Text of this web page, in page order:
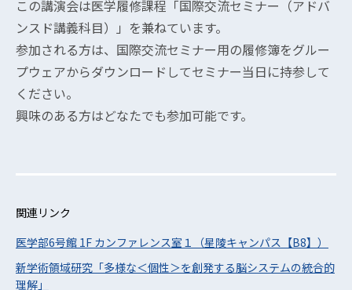
この講演会は医学履修課程「国際交流セミナー（アドバ
ンスド講義科目）」を兼ねています。
参加される方は、国際交流セミナー用の履修簿をグルー
プウェアからダウンロードしてセミナー当日に持参して
ください。
興味のある方はどなたでも参加可能です。
関連リンク
医学部6号館 1F カンファレンス室１（星陵キャンパス【B8】）
新学術領域研究「多様な＜個性＞を創発する脳システムの統合的
理解」